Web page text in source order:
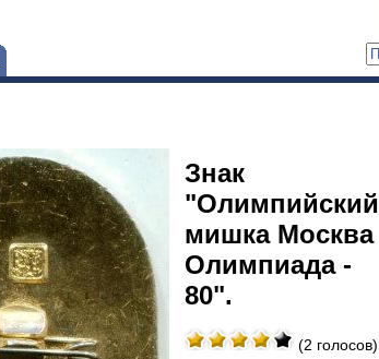
Знак
"Олимпийский
мишка Москва
Олимпиада -
80".
(2 голосов)